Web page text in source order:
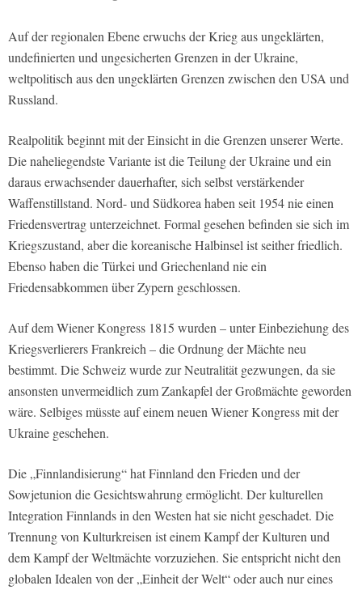
Auf der regionalen Ebene erwuchs der Krieg aus ungeklärten,
undefinierten und ungesicherten Grenzen in der Ukraine,
weltpolitisch aus den ungeklärten Grenzen zwischen den USA und
Russland.
Realpolitik beginnt mit der Einsicht in die Grenzen unserer Werte.
Die naheliegendste Variante ist die Teilung der Ukraine und ein
daraus erwachsender dauerhafter, sich selbst verstärkender
Waffenstillstand. Nord- und Südkorea haben seit 1954 nie einen
Friedensvertrag unterzeichnet. Formal gesehen befinden sie sich im
Kriegszustand, aber die koreanische Halbinsel ist seither friedlich.
Ebenso haben die Türkei und Griechenland nie ein
Friedensabkommen über Zypern geschlossen.
Auf dem Wiener Kongress 1815 wurden – unter Einbeziehung des
Kriegsverlierers Frankreich – die Ordnung der Mächte neu
bestimmt. Die Schweiz wurde zur Neutralität gezwungen, da sie
ansonsten unvermeidlich zum Zankapfel der Großmächte geworden
wäre. Selbiges müsste auf einem neuen Wiener Kongress mit der
Ukraine geschehen.
Die „Finnlandisierung“ hat Finnland den Frieden und der
Sowjetunion die Gesichtswahrung ermöglicht. Der kulturellen
Integration Finnlands in den Westen hat sie nicht geschadet. Die
Trennung von Kulturkreisen ist einem Kampf der Kulturen und
dem Kampf der Weltmächte vorzuziehen. Sie entspricht nicht den
globalen Idealen von der „Einheit der Welt“ oder auch nur eines